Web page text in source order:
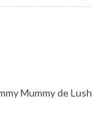
Mummy de Lush